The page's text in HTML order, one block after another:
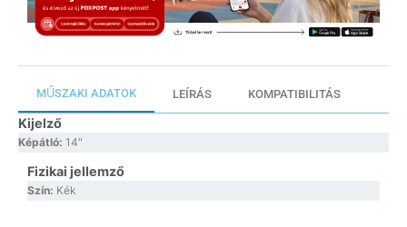
MŰSZAKI ADATOK LEÍRÁS KOMPATIBILITÁS
Kijelző
Képátló: 14″
Fizikai jellemző
Szín: Kék